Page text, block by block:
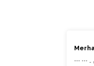
*** ***